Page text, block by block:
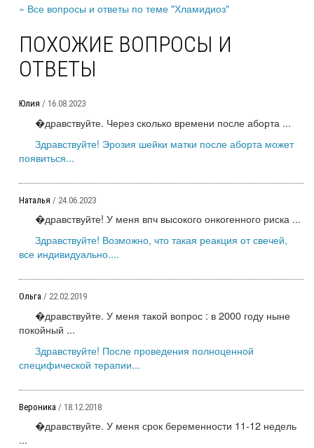
» Все вопросы и ответы по теме "Хламидиоз"
ПОХОЖИЕ ВОПРОСЫ И
ОТВЕТЫ
Юлия / 16.08.2023
�дравствуйте. Через сколько времени после аборта ...
Здравствуйте! Эрозия шейки матки после аборта может
появиться...
Наталья / 24.06.2023
�дравствуйте! У меня впч высокого онкогенного риска ...
Здравствуйте! Возможно, что такая реакция от свечей,
все индивидуально....
Ольга / 22.02.2019
�дравствуйте. У меня такой вопрос : в 2000 году ныне
покойный ...
Здравствуйте! После проведения полноценной
специфической терапии...
Вероника / 18.12.2018
�дравствуйте. У меня срок беременности 11-12 недель
...